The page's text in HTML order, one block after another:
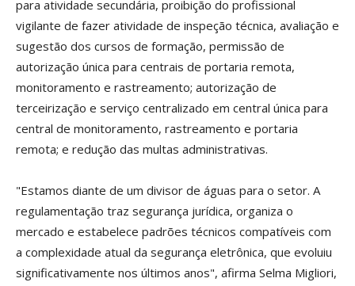
para atividade secundária, proibição do profissional
vigilante de fazer atividade de inspeção técnica, avaliação e
sugestão dos cursos de formação, permissão de
autorização única para centrais de portaria remota,
monitoramento e rastreamento; autorização de
terceirização e serviço centralizado em central única para
central de monitoramento, rastreamento e portaria
remota; e redução das multas administrativas.
"Estamos diante de um divisor de águas para o setor. A
regulamentação traz segurança jurídica, organiza o
mercado e estabelece padrões técnicos compatíveis com
a complexidade atual da segurança eletrônica, que evoluiu
significativamente nos últimos anos", afirma Selma Migliori,